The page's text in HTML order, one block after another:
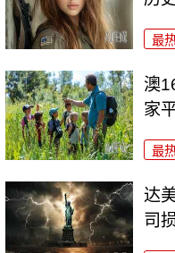
最
澳
家
最
达
司